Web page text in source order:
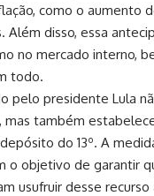
como o aumento
Além disso, essa
no mercado interno,
todo.
pelo presidente Lula
mas também
do 13º. A
o objetivo de garantir
usufruir desse